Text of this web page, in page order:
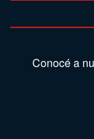
Conocé a